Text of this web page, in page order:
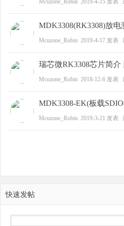
Mcuzone_Robin 2019-4-15 发表
MDK3308(RK3308)放电
Mcuzone_Robin 2019-4-17 发表
瑞芯微RK3308芯片简介
Mcuzone_Robin 2018-12-6 发表
MDK3308-EK(板载
Mcuzone_Robin 2019-3-21 发表
快速发帖